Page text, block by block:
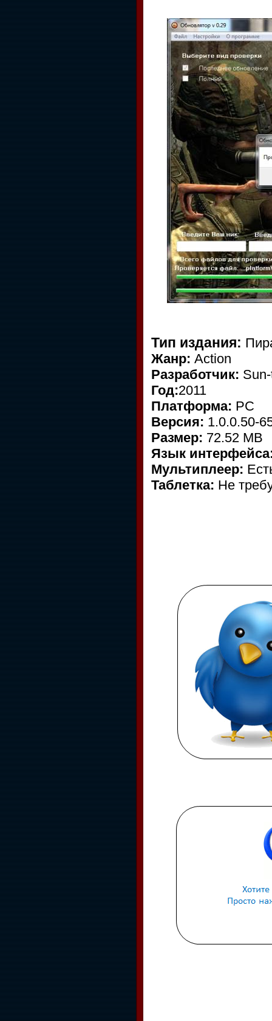
Тип издания:
Жанр: Action
Разработчик:
Год:2011
Платформа: PC
Версия: 1.0.0.50-
Размер: 72.52 MB
Язык
Мультиплеер:
Таблетка: Не